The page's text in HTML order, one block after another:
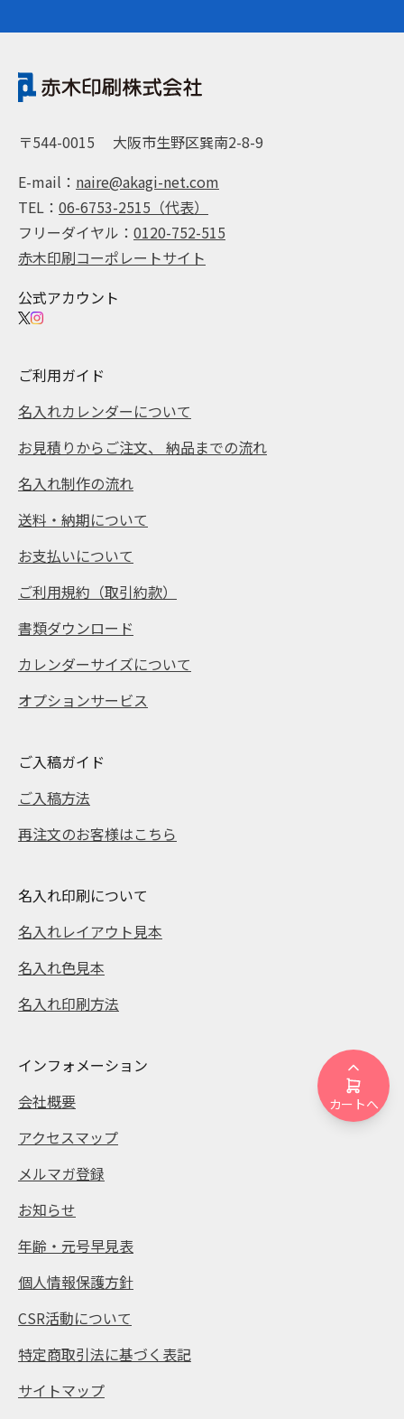
カートへ
〒544-0015
大阪市生野区巽南2-8-9
E-mail： naire@akagi-net.com
TEL： 06-6753-2515（代表）
フリーダイヤル： 0120-752-515
赤木印刷コーポレートサイト
公式アカウント
ご利用ガイド
名入れカレンダーについて
お見積りからご注文、 納品までの流れ
名入れ制作の流れ
送料・納期について
お支払いについて
ご利用規約（取引約款）
書類ダウンロード
カレンダーサイズについて
オプションサービス
ご入稿ガイド
ご入稿方法
再注文のお客様はこちら
名入れ印刷について
名入れレイアウト見本
名入れ色見本
名入れ印刷方法
インフォメーション
会社概要
アクセスマップ
メルマガ登録
お知らせ
年齢・元号早見表
個人情報保護方針
CSR活動について
特定商取引法に基づく表記
サイトマップ